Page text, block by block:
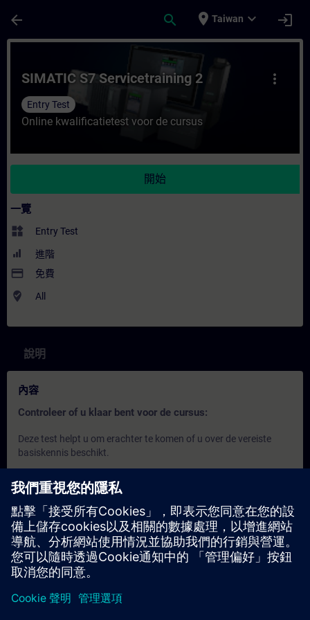
arrow_back search place Taiwan expand_more login
課程 - SIMATIC S7 Servicetraining 2 - 培
more_vert
SIMATIC S7 Servicetraining 2
Entry Test
Online kwalificatietest voor de cursus
開始
一覽
widgets Entry Test
進階
payment 免費
where_to_vote All
說明
內容
Controleer of u klaar bent voor de cursus:
Deze test helpt u om erachter te komen of u over de vereiste
basiskennis beschikt.
Er isgeen tijdslimiet
Als umeer dan 70% correct
antwoordt, bent u klaar om
aan de cursus deel te nemen.
Als uminder dan 70%scoort, raden wij u aan de cursus
SIMATIC S7 Servicetraining 1(ST-SERV1) te volgen om
uw basis op te bouwen.